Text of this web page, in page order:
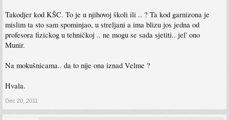
Takodjer kod KŠC. To je u njihovoj školi ili .. ? Ta kod garnizona je
mislim ta sto sam spominjao, u streljani a ima blizu jos jedna od
profesora fizickog u tehničkoj .. ne mogu se sada sjetiti.. jel' ono
Munir.
Na mokušnicama.. da to nije ona iznad Velme ?
Hvala.
Dec 20, 2011